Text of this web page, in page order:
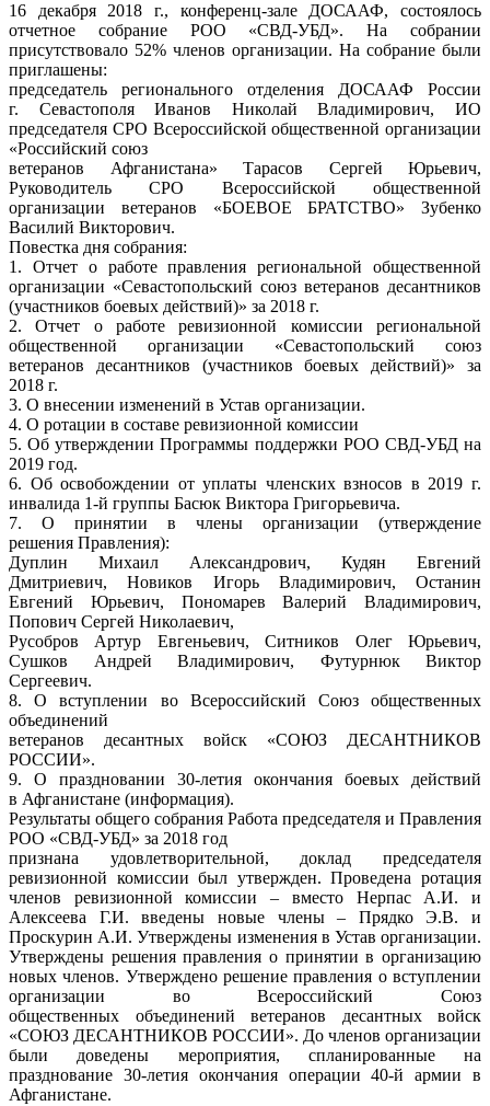
16 декабря 2018 г., конференц-зале ДОСААФ, состоялось
отчетное собрание РОО «СВД-УБД». На собрании
присутствовало 52% членов организации. На собрание были
приглашены:
председатель регионального отделения ДОСААФ России
г. Севастополя Иванов Николай Владимирович, ИО
председателя СРО Всероссийской общественной организации
«Российский союз
ветеранов Афганистана» Тарасов Сергей Юрьевич,
Руководитель СРО Всероссийской общественной
организации ветеранов «БОЕВОЕ БРАТСТВО» Зубенко
Василий Викторович.
Повестка дня собрания:
1. Отчет о работе правления региональной общественной
организации «Севастопольский союз ветеранов десантников
(участников боевых действий)» за 2018 г.
2. Отчет о работе ревизионной комиссии региональной
общественной организации «Севастопольский союз
ветеранов десантников (участников боевых действий)» за
2018 г.
3. О внесении изменений в Устав организации.
4. О ротации в составе ревизионной комиссии
5. Об утверждении Программы поддержки РОО СВД-УБД на
2019 год.
6. Об освобождении от уплаты членских взносов в 2019 г.
инвалида 1-й группы Басюк Виктора Григорьевича.
7. О принятии в члены организации (утверждение
решения Правления):
Дуплин Михаил Александрович, Кудян Евгений
Дмитриевич, Новиков Игорь Владимирович, Останин
Евгений Юрьевич, Пономарев Валерий Владимирович,
Попович Сергей Николаевич,
Русобров Артур Евгеньевич, Ситников Олег Юрьевич,
Сушков Андрей Владимирович, Футурнюк Виктор
Сергеевич.
8. О вступлении во Всероссийский Союз общественных
объединений
ветеранов десантных войск «СОЮЗ ДЕСАНТНИКОВ
РОССИИ».
9. О праздновании 30-летия окончания боевых действий
в Афганистане (информация).
Результаты общего собрания Работа председателя и Правления
РОО «СВД-УБД» за 2018 год
признана удовлетворительной, доклад председателя
ревизионной комиссии был утвержден. Проведена ротация
членов ревизионной комиссии – вместо Нерпас А.И. и
Алексеева Г.И. введены новые члены – Прядко Э.В. и
Проскурин А.И. Утверждены изменения в Устав организации.
Утверждены решения правления о принятии в организацию
новых членов. Утверждено решение правления о вступлении
организации во Всероссийский Союз
общественных объединений ветеранов десантных войск
«СОЮЗ ДЕСАНТНИКОВ РОССИИ». До членов организации
были доведены мероприятия, спланированные на
празднование 30-летия окончания операции 40-й армии в
Афганистане.